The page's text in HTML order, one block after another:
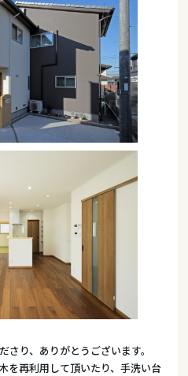
さり、ありがとうございます。
を再利用して頂いたり、手洗い台